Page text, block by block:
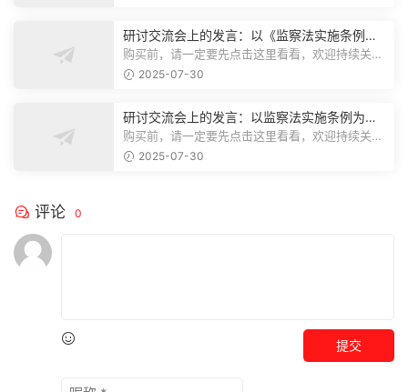
研讨交流会上的发言：以《监察法实施条例》
为纲,推动巡察工作高质量发展
购买前，请一定要先点击这里看看，欢迎持续关
注，精彩模板每天推送预览结束，本文...
2025-07-30
研讨交流会上的发言：以监察法实施条例为纲
推动巡察工作高质量发展
购买前，请一定要先点击这里看看，欢迎持续关
注，精彩模板每天推送预览结束，本文...
2025-07-30
评论 0
提交